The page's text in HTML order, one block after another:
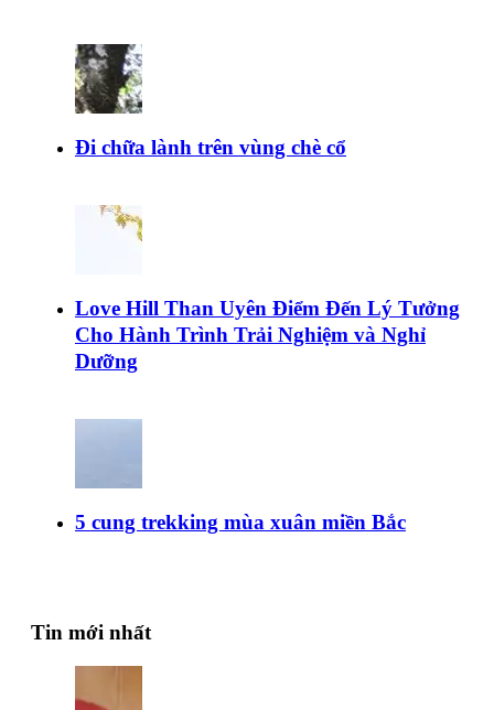
Đi chữa lành trên vùng chè cổ
Love Hill Than Uyên Điểm Đến Lý Tưởng
Cho Hành Trình Trải Nghiệm và Nghỉ
Dưỡng
5 cung trekking mùa xuân miền Bắc
Tin mới nhất